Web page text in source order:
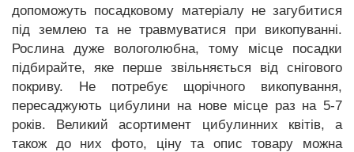
допоможуть посадковому матеріалу не загубитися
під землею та не травмуватися при викопуванні.
Рослина дуже вологолюбна, тому місце посадки
підбирайте, яке перше звільняється від снігового
покриву. Не потребує щорічного викопування,
пересаджують цибулини на нове місце раз на 5-7
років. Великий асортимент цибулинних квітів, а
також до них фото, ціну та опис товару можна